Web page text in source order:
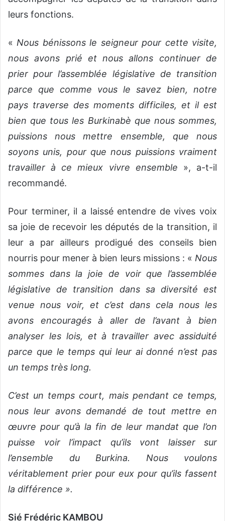
leurs fonctions.
« Nous bénissons le seigneur pour cette visite,
nous avons prié et nous allons continuer de
prier pour l’assemblée législative de transition
parce que comme vous le savez bien, notre
pays traverse des moments difficiles, et il est
bien que tous les Burkinabè que nous sommes,
puissions nous mettre ensemble, que nous
soyons unis, pour que nous puissions vraiment
travailler à ce mieux vivre ensemble », a-t-il
recommandé.
Pour terminer, il a laissé entendre de vives voix
sa joie de recevoir les députés de la transition, il
leur a par ailleurs prodigué des conseils bien
nourris pour mener à bien leurs missions : « Nous
sommes dans la joie de voir que l’assemblée
législative de transition dans sa diversité est
venue nous voir, et c’est dans cela nous les
avons encouragés à aller de l’avant à bien
analyser les lois, et à travailler avec assiduité
parce que le temps qui leur ai donné n’est pas
un temps très long.
C’est un temps court, mais pendant ce temps,
nous leur avons demandé de tout mettre en
œuvre pour qu’à la fin de leur mandat que l’on
puisse voir l’impact qu’ils vont laisser sur
l’ensemble du Burkina. Nous voulons
véritablement prier pour eux pour qu’ils fassent
la différence ».
Sié Frédéric KAMBOU